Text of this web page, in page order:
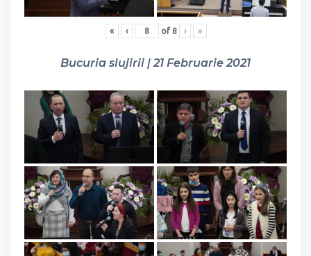
« ‹ of 8 › »
Bucuria slujirii | 21 Februarie 2021